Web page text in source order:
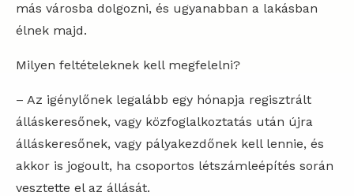
más városba dolgozni, és ugyanabban a lakásban
élnek majd.
Milyen feltételeknek kell megfelelni?
– Az igénylőnek legalább egy hónapja regisztrált
álláskeresőnek, vagy közfoglalkoztatás után újra
álláskeresőnek, vagy pályakezdőnek kell lennie, és
akkor is jogoult, ha csoportos létszámleépítés során
vesztette el az állását.